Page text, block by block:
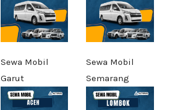
Sewa Mobil
Garut
Sewa Mobil
Semarang